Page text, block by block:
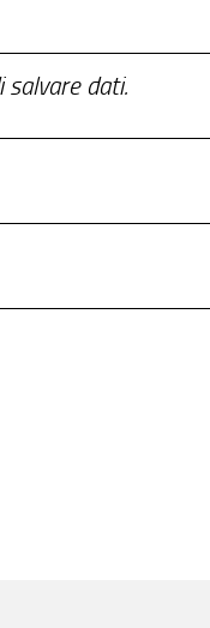
salvare dati.